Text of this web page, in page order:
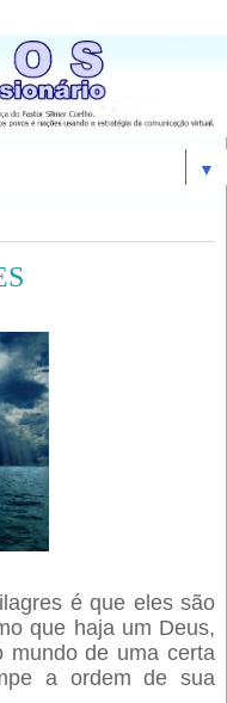
▼
é que eles são
que haja um Deus,
mundo de uma certa
a ordem de sua